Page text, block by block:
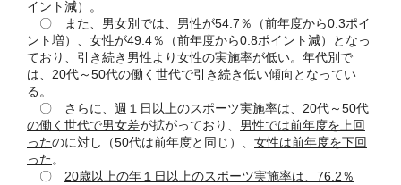
イント減）。
〇 また、男女別では、 男性が54.7％
（前年度から0.3ポイ
ント増）、 女性が49.4％
（前年度から0.8ポイント減）となっ
ており、 引き続き男性より女性の実施率が低い。年代別で
は、 20代～50代の働く世代で引き続き低い傾向 となってい
る。
〇 さらに、週１日以上のスポーツ実施率は、 20代～50代
の働く世代で男女差が拡がっており、 男性では前年度を上回
ったのに対し（50代は前年度と同じ）、 女性は前年度を下回
った。
〇 20歳以上の年１日以上のスポーツ実施率は、76.2％